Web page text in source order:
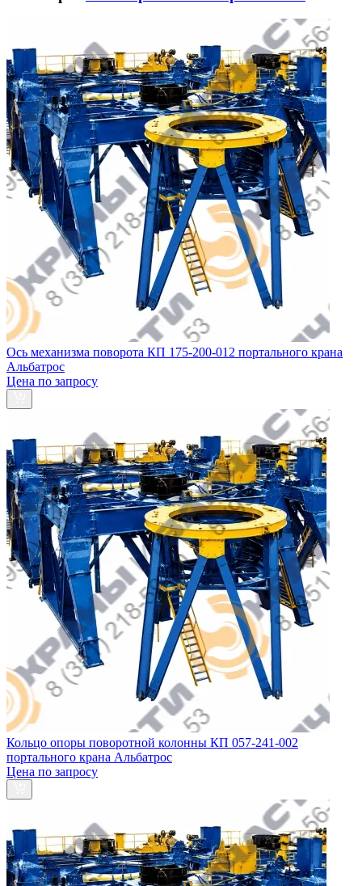
Ось механизма поворота КП 175-200-012 портального крана
Альбатрос
Цена по запросу
Кольцо опоры поворотной колонны КП 057-241-002
портального крана Альбатрос
Цена по запросу